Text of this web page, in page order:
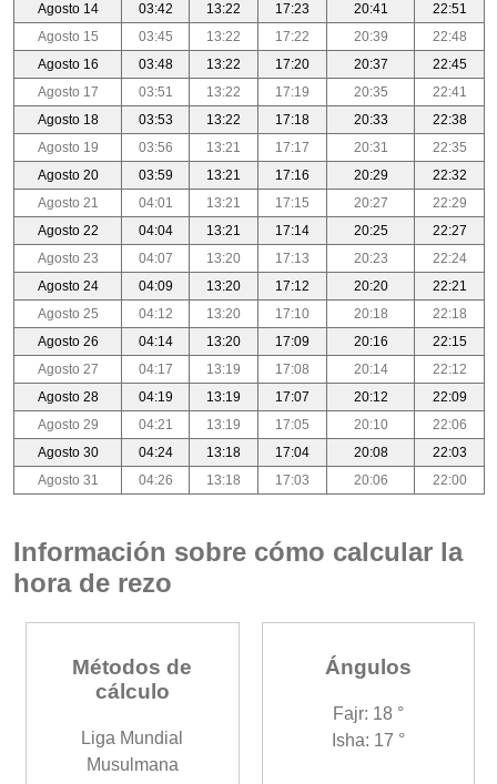
Agosto 14
03:42 13:22 17:23 20:41
22:51
Agosto 15
03:45 13:22 17:22 20:39
22:48
Agosto 16
03:48 13:22 17:20 20:37
22:45
Agosto 17
03:51 13:22 17:19 20:35
22:41
Agosto 18
03:53 13:22 17:18 20:33
22:38
Agosto 19
03:56 13:21 17:17 20:31
22:35
Agosto 20
03:59 13:21 17:16 20:29
22:32
Agosto 21
04:01 13:21 17:15 20:27
22:29
Agosto 22
04:04 13:21 17:14 20:25
22:27
Agosto 23
04:07 13:20 17:13 20:23
22:24
Agosto 24
04:09 13:20 17:12 20:20
22:21
Agosto 25
04:12 13:20 17:10 20:18
22:18
Agosto 26
04:14 13:20 17:09 20:16
22:15
Agosto 27
04:17 13:19 17:08 20:14
22:12
Agosto 28
04:19 13:19 17:07 20:12
22:09
Agosto 29
04:21 13:19 17:05 20:10
22:06
Agosto 30
04:24 13:18 17:04 20:08
22:03
Agosto 31
04:26 13:18 17:03 20:06 22:00
Información sobre cómo calcular la
hora de rezo
Métodos de
cálculo
Liga Mundial
Musulmana
Ángulos
Fajr: 18 °
Isha: 17 °